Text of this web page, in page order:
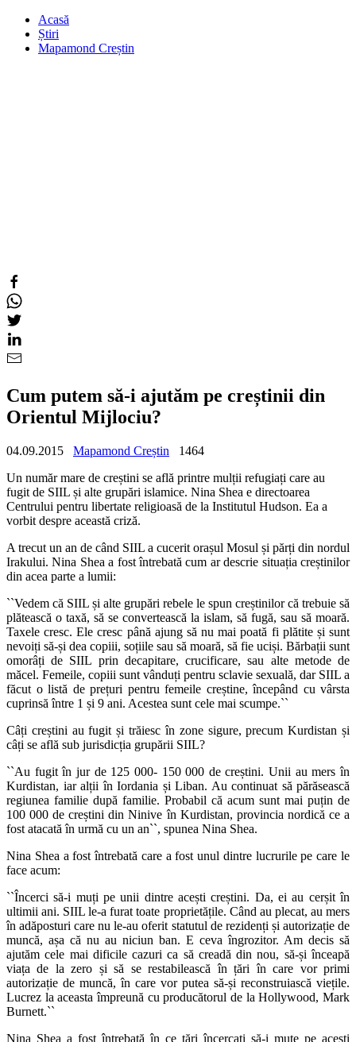
Acasă
Știri
Mapamond Creștin
Cum putem să-i ajutăm pe creștinii din
Orientul Mijlociu?
04.09.2015 Mapamond Creștin
1464
Un număr mare de creștini se află printre mulții refugiați care au
fugit de SIIL și alte grupări islamice. Nina Shea e directoarea
Centrului pentru libertate religioasă de la Institutul Hudson. Ea a
vorbit despre această criză.
A trecut un an de când SIIL a cucerit orașul Mosul și părți din nordul
Irakului. Nina Shea a fost întrebată cum ar descrie situația creștinilor
din acea parte a lumii:
``Vedem că SIIL și alte grupări rebele le spun creștinilor că trebuie să
plătească o taxă, să se convertească la islam, să fugă, sau să moară.
Taxele cresc. Ele cresc până ajung să nu mai poată fi plătite și sunt
nevoiți să-și dea copiii, soțiile sau să moară, să fie uciși. Bărbații sunt
omorâți de SIIL prin decapitare, crucificare, sau alte metode de
măcel. Femeile, copiii sunt vânduți pentru sclavie sexuală, dar SIIL a
făcut o listă de prețuri pentru femeile creștine, începând cu vârsta
cuprinsă între 1 și 9 ani. Acestea sunt cele mai scumpe.``
Câți creștini au fugit și trăiesc în zone sigure, precum Kurdistan și
câți se află sub jurisdicția grupării SIIL?
``Au fugit în jur de 125 000- 150 000 de creștini. Unii au mers în
Kurdistan, iar alții în Iordania și Liban. Au continuat să părăsească
regiunea familie după familie. Probabil că acum sunt mai puțin de
100 000 de creștini din Ninive în Kurdistan, provincia nordică ce a
fost atacată în urmă cu un an``, spunea Nina Shea.
Nina Shea a fostîntrebată care a fost unul dintre lucrurile pe care le
face acum:
``Încerci să-i muți pe unii dintre acești creștini. Da, ei au cerșit în
ultimii ani. SIIL le-a furat toate proprietățile. Când au plecat, au mers
în adăposturi care nu le-au oferit statutul de rezidenți și autorizație de
muncă, așa că nu au niciun ban. E ceva îngrozitor. Am decis să
ajutăm cele mai dificile cazuri ca să creadă din nou, să-și înceapă
viața de la zero și să se restabilească în țări în care vor primi
autorizație de muncă, în care vor putea să-și reconstruiască viețile.
Lucrez la aceasta împreună cu producătorul de la Hollywood, Mark
Burnett.``
Nina Shea a fostîntrebată în ce țări încercați să-i mute pe acești